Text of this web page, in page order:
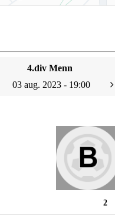
4.div Menn
03 aug. 2023 - 19:00
2